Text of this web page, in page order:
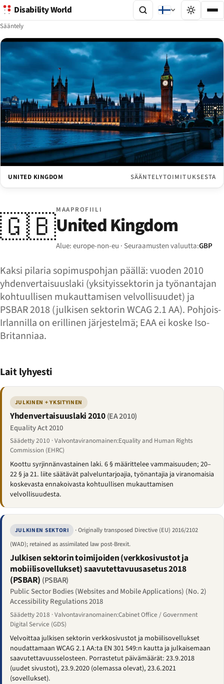
Disability World
Sääntely
UNITED KINGDOM SÄÄNTELYTOIMITUKSESTA
🇬🇧MAAPROFIILI
United Kingdom
Alue: europe-non-eu · Seuraamusten valuutta:GBP
Kaksi pilaria sopimuspohjan päällä: vuoden 2010
yhdenvertaisuuslaki (yksityissektorin ja työnantajan
kohtuullisen mukauttamisen velvollisuudet) ja
PSBAR 2018 (julkisen sektorin WCAG 2.1 AA). Pohjois-
Irlannilla on erillinen järjestelmä; EAA ei koske Iso-
Britanniaa.
Lait lyhyesti
JULKINEN + YKSITYINEN
Yhdenvertaisuuslaki 2010(EA 2010)
Equality Act 2010
Säädetty 2010 · Valvontaviranomainen:Equality and Human Rights
Commission (EHRC)
Koottu syrjinnänvastainen laki. 6 § määrittelee vammaisuuden; 20–
22 § ja 21. liite säätävät palveluntarjoajia, työnantajia ja viranomaisia
koskevasta ennakoivasta kohtuullisen mukauttamisen
velvollisuudesta.
JULKINEN SEKTORI
· Originally transposed Directive (EU) 2016/2102
(WAD); retained as assimilated law post-Brexit.
Julkisen sektorin toimijoiden (verkkosivustot ja
mobiilisovellukset) saavutettavuusasetus 2018
(PSBAR) (PSBAR)
Public Sector Bodies (Websites and Mobile Applications) (No. 2)
Accessibility Regulations 2018
Säädetty 2018 · Valvontaviranomainen:Cabinet Office / Government
Digital Service (GDS)
Velvoittaa julkisen sektorin verkkosivustot ja mobiilisovellukset
noudattamaan WCAG 2.1 AA:ta EN 301 549:n kautta ja julkaisemaan
saavutettavuusselosteen. Porrastetut päivämäärät: 23.9.2018
(uudet sivustot), 23.9.2020 (olemassa olevat), 23.6.2021
(sovellukset).